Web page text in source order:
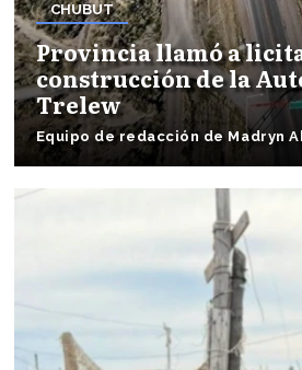
CHUBUT
Provincia llamó a
construcción de la
Trelew
Equipo de redacción de Madryn